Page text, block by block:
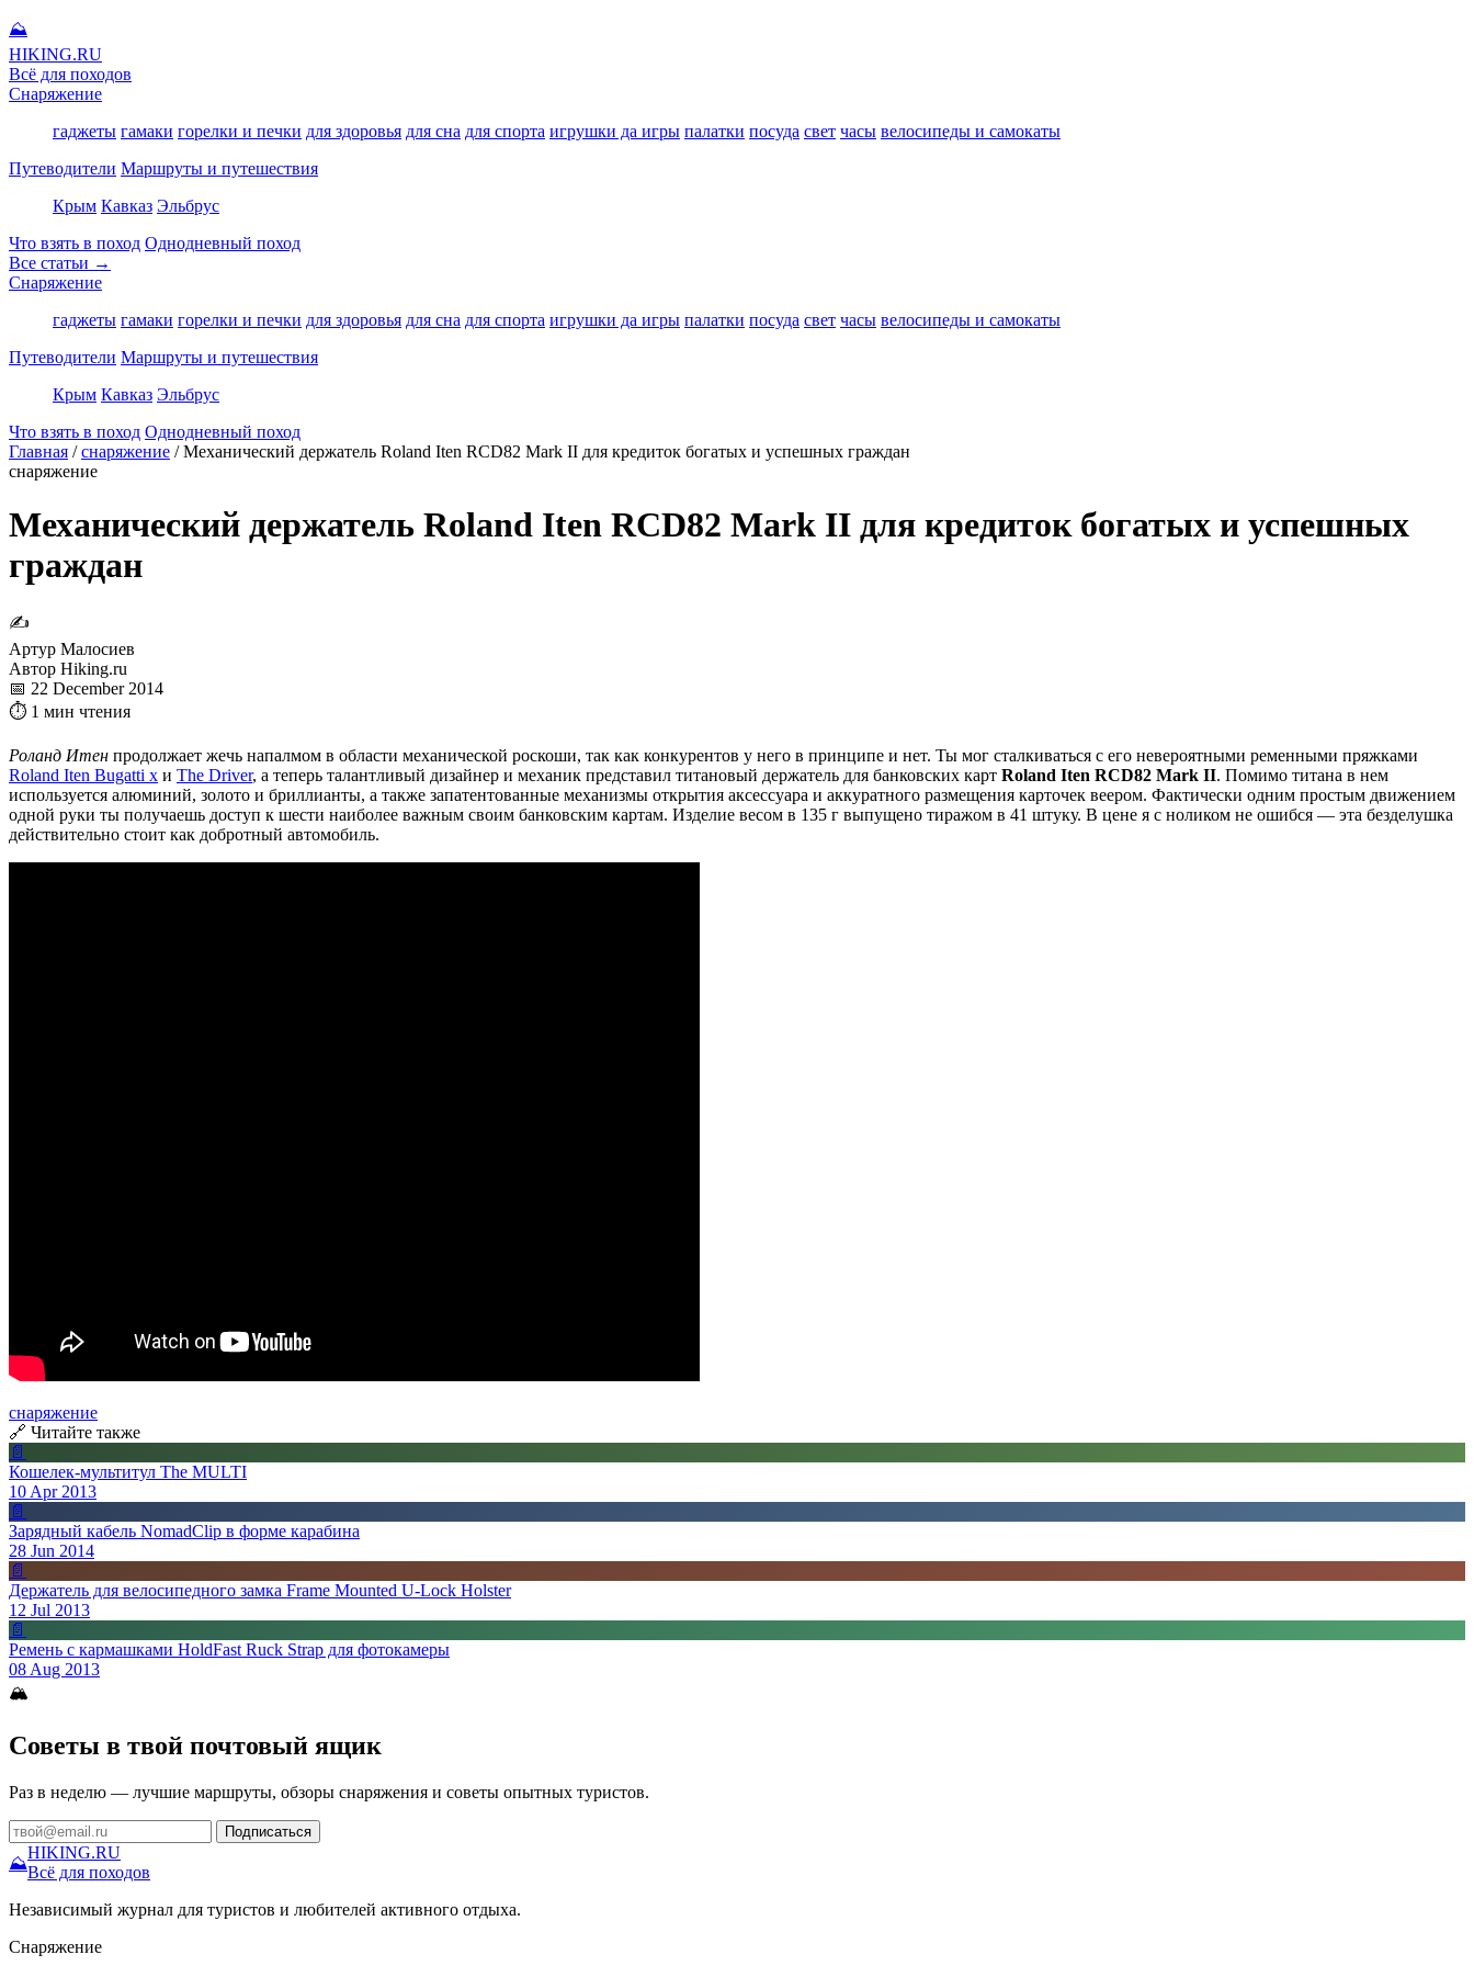
⛰
HIKING.RU
Всё для походов
Снаряжение
гаджеты гамаки горелки и печки для здоровья для сна для спорта игрушки да игры палатки посуда свет часы велосипеды и самокаты
Путеводители Маршруты и путешествия
Крым Кавказ Эльбрус
Что взять в поход Однодневный поход
Все статьи →
Снаряжение
гаджеты гамаки горелки и печки для здоровья для сна для спорта игрушки да игры палатки посуда свет часы велосипеды и самокаты
Путеводители Маршруты и путешествия
Крым Кавказ Эльбрус
Что взять в поход Однодневный поход
Главная / снаряжение / Механический держатель Roland Iten RCD82 Mark II для кредиток богатых и успешных граждан
снаряжение
Механический держатель Roland Iten RCD82 Mark II для кредиток богатых и успешных
граждан
✍
Артур Малосиев
Автор Hiking.ru
📅 22 December 2014
⏱ 1 мин чтения
Роланд Итен продолжает жечь напалмом в области механической роскоши, так как конкурентов у него в принципе и нет. Ты мог сталкиваться с его невероятными ременными пряжками
Roland Iten Bugatti x и The Driver, а теперь талантливый дизайнер и механик представил титановый держатель для банковских карт Roland Iten RCD82 Mark II. Помимо титана в нем
используется алюминий, золото и бриллианты, а также запатентованные механизмы открытия аксессуара и аккуратного размещения карточек веером. Фактически одним простым движением
одной руки ты получаешь доступ к шести наиболее важным своим банковским картам. Изделие весом в 135 г выпущено тиражом в 41 штуку. В цене я с ноликом не ошибся — эта безделушка
действительно стоит как добротный автомобиль.
снаряжение
🔗 Читайте также
📄
Кошелек-мультитул The MULTI
10 Apr 2013
📄
Зарядный кабель NomadClip в форме карабина
28 Jun 2014
📄
Держатель для велосипедного замка Frame Mounted U-Lock Holster
12 Jul 2013
📄
Ремень с кармашками HoldFast Ruck Strap для фотокамеры
08 Aug 2013
🏔
Советы в твой почтовый ящик
Раз в неделю — лучшие маршруты, обзоры снаряжения и советы опытных туристов.
Подписаться
⛰
HIKING.RU
Всё для походов
Независимый журнал для туристов и любителей активного отдыха.
Снаряжение